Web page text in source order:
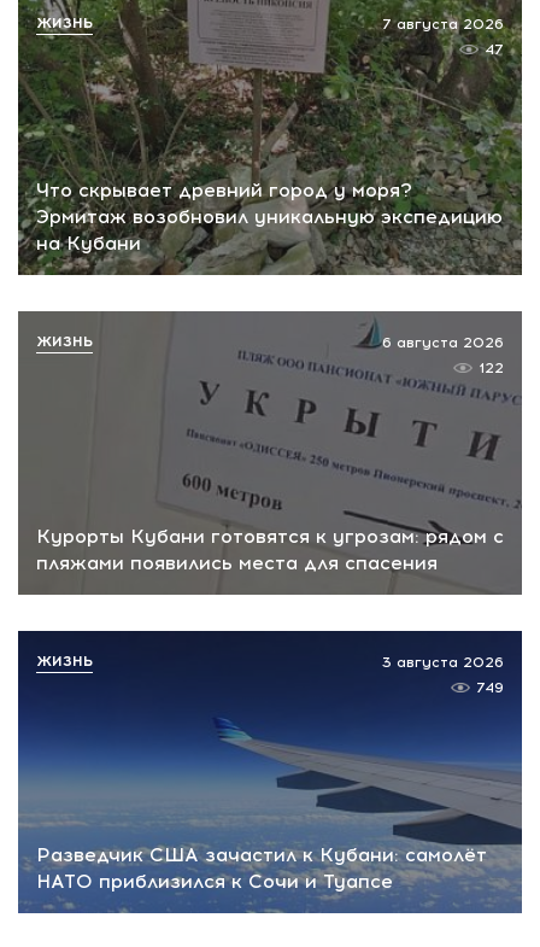
Что скрывает древний город у моря?
Эрмитаж возобновил уникальную экспедицию
на Кубани
7 августа 2026
47
ЖИЗНЬ
Курорты Кубани готовятся к угрозам: рядом с
пляжами появились места для спасения
6 августа 2026
122
ЖИЗНЬ
Разведчик США зачастил к Кубани: самолёт
НАТО приблизился к Сочи и Туапсе
3 августа 2026
749
ЖИЗНЬ